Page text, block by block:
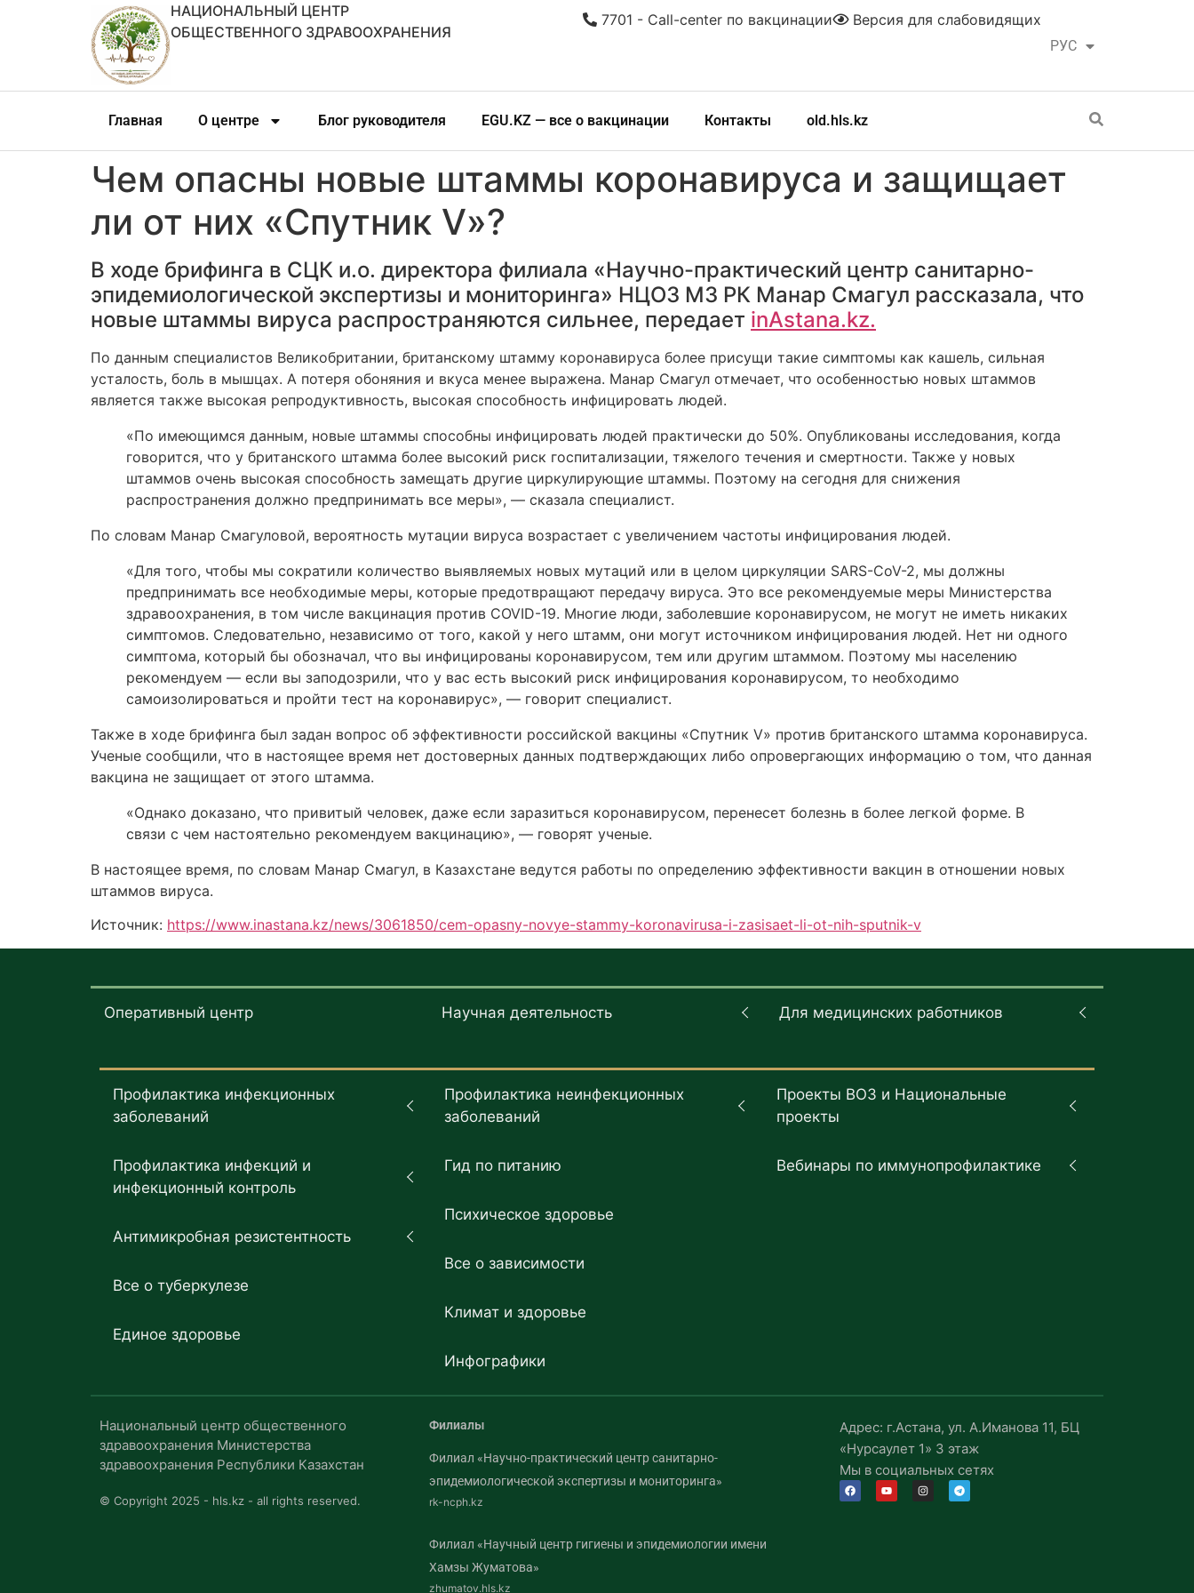
НАЦИОНАЛЬНЫЙ ЦЕНТР
ОБЩЕСТВЕННОГО ЗДРАВООХРАНЕНИЯ
РУС
ҚАЗ
Версия для слабовидящих
7701 - Call-center по вакцинации
Главная О центре Блог руководителя EGU.KZ — все о вакцинации Контакты old.hls.kz
Чем опасны новые штаммы коронавируса и защищает
ли от них «Спутник V»?
В ходе брифинга в СЦК и.о. директора филиала «Научно-практический центр санитарно-
эпидемиологической экспертизы и мониторинга» НЦОЗ МЗ РК Манар Смагул рассказала, что
новые штаммы вируса распространяются сильнее, передает inAstana.kz.
По данным специалистов Великобритании, британскому штамму коронавируса более присущи такие симптомы как кашель, сильная
усталость, боль в мышцах. А потеря обоняния и вкуса менее выражена. Манар Смагул отмечает, что особенностью новых штаммов
является также высокая репродуктивность, высокая способность инфицировать людей.
«По имеющимся данным, новые штаммы способны инфицировать людей практически до 50%. Опубликованы исследования, когда
говорится, что у британского штамма более высокий риск госпитализации, тяжелого течения и смертности. Также у новых
штаммов очень высокая способность замещать другие циркулирующие штаммы. Поэтому на сегодня для снижения
распространения должно предпринимать все меры», — сказала специалист.
По словам Манар Смагуловой, вероятность мутации вируса возрастает с увеличением частоты инфицирования людей.
«Для того, чтобы мы сократили количество выявляемых новых мутаций или в целом циркуляции SARS-CoV-2, мы должны
предпринимать все необходимые меры, которые предотвращают передачу вируса. Это все рекомендуемые меры Министерства
здравоохранения, в том числе вакцинация против COVID-19. Многие люди, заболевшие коронавирусом, не могут не иметь никаких
симптомов. Следовательно, независимо от того, какой у него штамм, они могут источником инфицирования людей. Нет ни одного
симптома, который бы обозначал, что вы инфицированы коронавирусом, тем или другим штаммом. Поэтому мы населению
рекомендуем — если вы заподозрили, что у вас есть высокий риск инфицирования коронавирусом, то необходимо
самоизолироваться и пройти тест на коронавирус», — говорит специалист.
Также в ходе брифинга был задан вопрос об эффективности российской вакцины «Спутник V» против британского штамма коронавируса.
Ученые сообщили, что в настоящее время нет достоверных данных подтверждающих либо опровергающих информацию о том, что данная
вакцина не защищает от этого штамма.
«Однако доказано, что привитый человек, даже если заразиться коронавирусом, перенесет болезнь в более легкой форме. В
связи с чем настоятельно рекомендуем вакцинацию», — говорят ученые.
В настоящее время, по словам Манар Смагул, в Казахстане ведутся работы по определению эффективности вакцин в отношении новых
штаммов вируса.
Источник: https://www.inastana.kz/news/3061850/cem-opasny-novye-stammy-koronavirusa-i-zasisaet-li-ot-nih-sputnik-v
Оперативный центр Научная деятельность Для медицинских работников
Профилактика инфекционных
заболеваний
Профилактика инфекций и
инфекционный контроль
Антимикробная резистентность
Все о туберкулезе
Единое здоровье
Профилактика неинфекционных
заболеваний
Гид по питанию
Психическое здоровье
Все о зависимости
Климат и здоровье
Инфографики
Проекты ВОЗ и Национальные
проекты
Вебинары по иммунопрофилактике
Национальный центр общественного
здравоохранения Министерства
здравоохранения Республики Казахстан
© Copyright 2025 - hls.kz - all rights reserved.
Филиалы
Филиал «Научно-практический центр санитарно-
эпидемиологической экспертизы и мониторинга»
rk-ncph.kz
Филиал «Научный центр гигиены и эпидемиологии имени
Хамзы Жуматова»
zhumatov.hls.kz
Адрес: г.Астана, ул. А.Иманова 11, БЦ
«Нурсаулет 1» 3 этаж
Мы в социальных сетях